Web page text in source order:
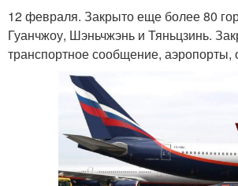
12 февраля. Закрыто еще более 80
Гуанчжоу, Шэньчжэнь и Тяньцзинь.
транспортное сообщение, аэропорты,